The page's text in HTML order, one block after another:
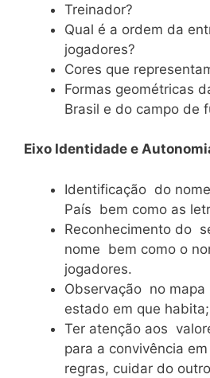
Treinador?
Qual é a ordem da
jogadores?
Cores que
Formas geométricas
Brasil e do campo de
Eixo Identidade e
Identificação do
País bem como as
Reconhecimento do
nome bem como o
jogadores.
Observação no mapa
estado em que habita;
Ter atenção aos
para a convivência
regras, cuidar do